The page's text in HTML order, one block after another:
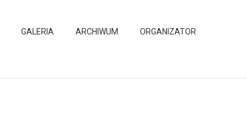
GALERIA ARCHIWUM ORGANIZATOR